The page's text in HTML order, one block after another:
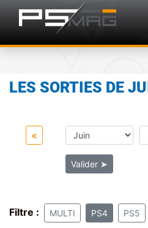
LES SORTIES DE
<
Valider ➤
Filtre : MULTI PS4 PS5